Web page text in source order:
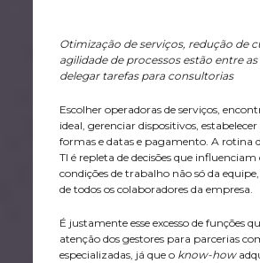
Otimização de serviços, redução de
agilidade de processos estão entre
delegar tarefas para consultorias
Escolher operadoras de serviços,
ideal, gerenciar dispositivos,
formas e datas e pagamento. A rotina
TI é repleta de decisões que
condições de trabalho não só da
de todos os colaboradores da empresa.
É justamente esse excesso de funções
atenção dos gestores para parcerias
especializadas, já que o know-how